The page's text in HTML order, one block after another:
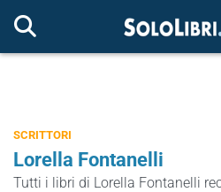
SCRITTORI
Lorella Fontanelli
Tutti i libri di Lorella Fontanelli